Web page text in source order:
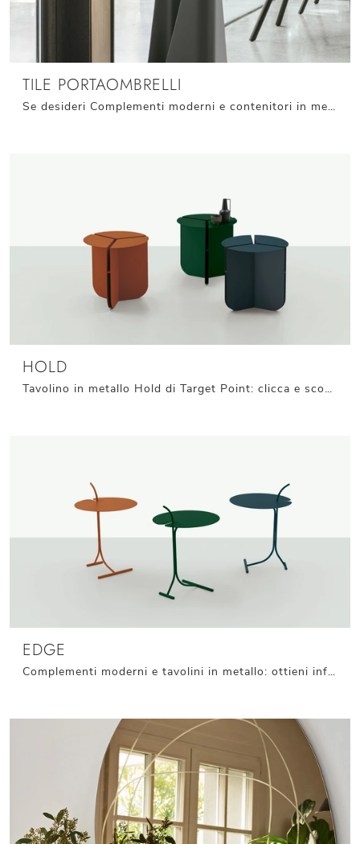
TILE PORTAOMBRELLI
Se desideri Complementi moderni e contenitori in metallo ottieni informazioni sul modello Tile Portaombrelli dell'azienda Target Point.
HOLD
Tavolino in metallo Hold di Target Point: clicca e scopri di più sui Complementi e tavolini moderni in metallo del noto e conosciuto marchio!
EDGE
Complementi moderni e tavolini in metallo: ottieni informazioni sul modello Edge di Target Point e potrai valorizzare i tuoi locali.